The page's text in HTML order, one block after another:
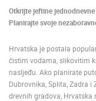
Izdvojeno
Povijest
Karta
Otkrijte jeftine
Planirajte svoje
Hrvatska je postala
čistim vodama, slikovitim
nasljeđu. Ako planirate
Dubrovnika, Splita, Zadra i
drevnih gradova,